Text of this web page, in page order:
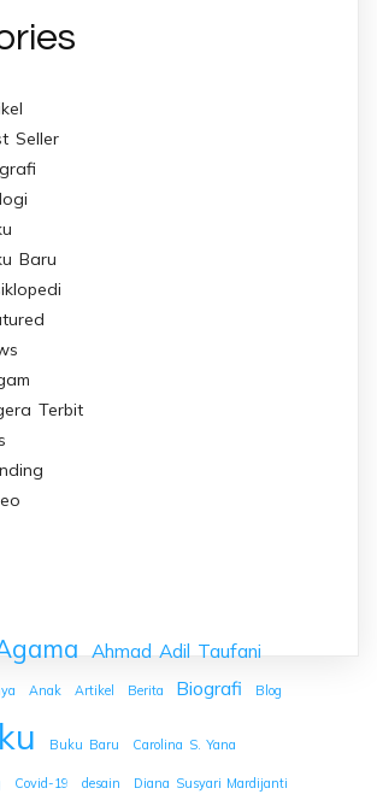
Seller
Baru
Terbit
Ahmad Adil Taufani
Anak Artikel Berita Biografi Blog
Buku Baru Carolina S. Yana
Covid-19 desain
Diana Susyari Mardijanti